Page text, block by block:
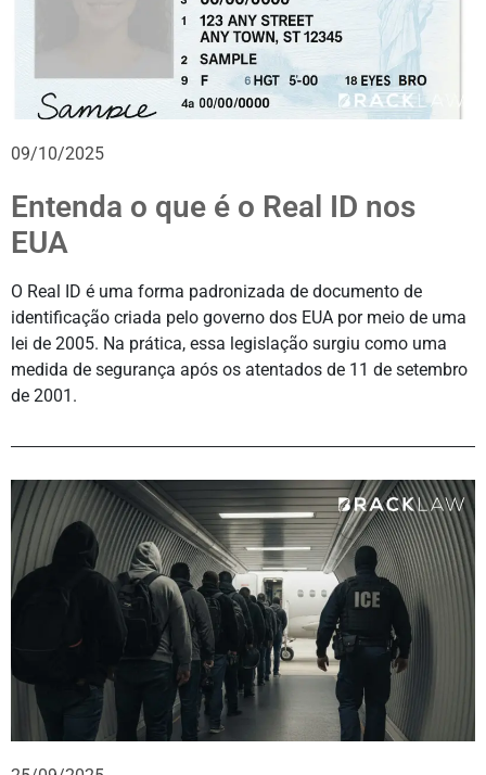
09/10/2025
Entenda o que é o Real ID nos
EUA
O Real ID é uma forma padronizada de documento de
identificação criada pelo governo dos EUA por meio de uma
lei de 2005. Na prática, essa legislação surgiu como uma
medida de segurança após os atentados de 11 de setembro
de 2001.